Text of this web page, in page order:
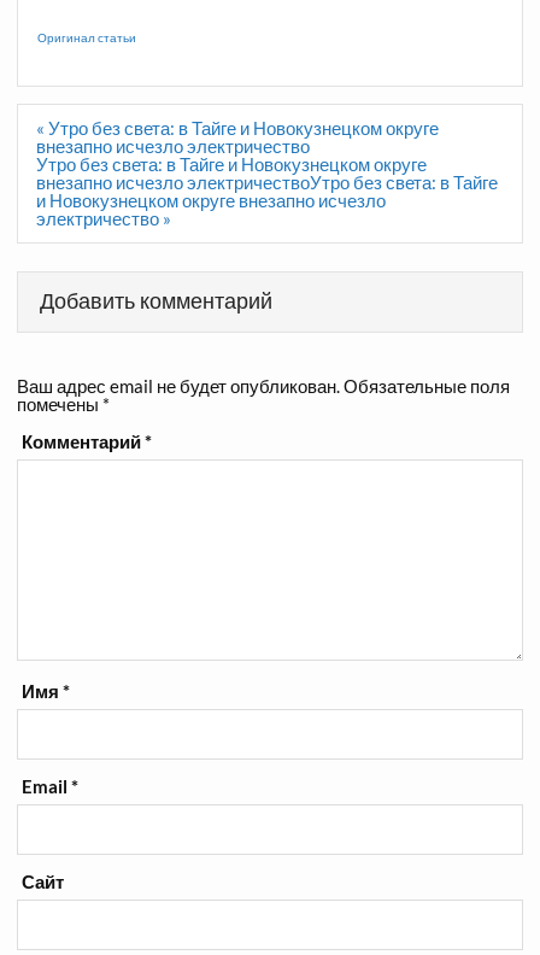
Оригинал статьи
Навигация
по
записям
« Утро без света: в Тайге и Новокузнецком округе
внезапно исчезло электричество
Утро без света: в Тайге и Новокузнецком округе
внезапно исчезло электричествоУтро без света: в Тайге
и Новокузнецком округе внезапно исчезло
электричество »
Добавить комментарий
Ваш адрес email не будет опубликован.Обязательные поля
помечены *
Комментарий*
Имя*
Email*
Сайт